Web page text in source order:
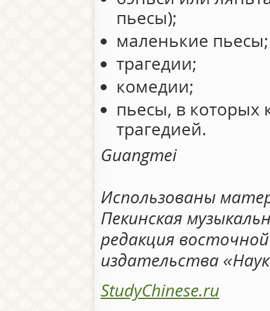
пьесы);
маленькие пьесы;
трагедии;
комедии;
пьесы, в которых
трагедией.
Guangmei
Использованы
Пекинская
редакция
издательства
StudyChinese.ru